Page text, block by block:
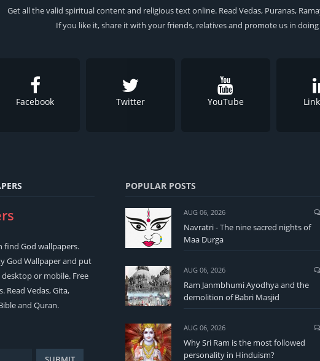
Get all the valid spiritual content and religious text online. Read Vedas, Puranas,
If you like it, share it with your friends, relatives and promote us in doing
Facebook Twitter YouTube
find God wallpapers.
God Wallpaper and put
or mobile. Free
Read Vedas,Gita,
and Quran.
POPULAR POSTS
AUG 06, 2026
Navratri - The nine sacred nights of
Maa Durga
AUG 06, 2026
Ram Janmbhumi Ayodhya and the
demolition of Babri Masjid
AUG 06, 2026
Why Sri Ram is the most followed
personality in Hinduism?